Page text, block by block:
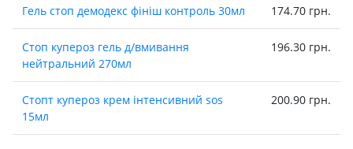
Гель стоп демодекс фiнiш контроль 30мл 174.70 грн.
Стоп купероз гель д/вмивання
нейтральний 270мл
196.30 грн.
Стопт купероз крем iнтенсивний sos
15мл
200.90 грн.